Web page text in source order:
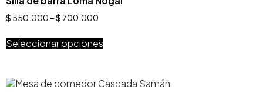
$ 550.000 –$ 700.000
Seleccionar opciones